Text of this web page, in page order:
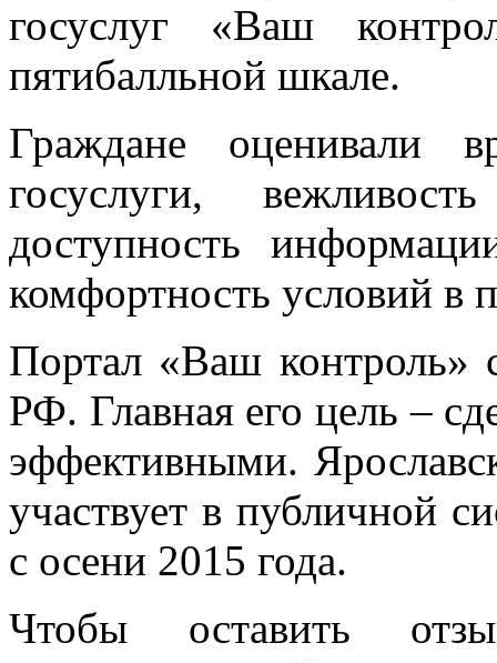
госуслуг «Ваш
пятибалльной шкале.
Граждане оценивали
госуслуги,
доступность
комфортность условий в
Портал «Ваш контроль»
РФ. Главная его цель –
эффективными.
участвует в публичной
с осени 2015 года.
Чтобы оставить